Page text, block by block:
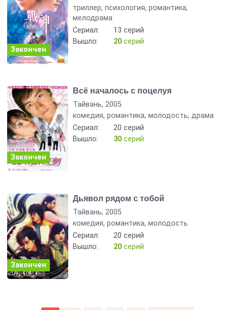
триллер, психология, романтика,
мелодрама
Сериал:
13 серий
Вышло:
20 серий
Закончен
Всё началось с поцелуя
Тайвань, 2005
комедия, романтика, молодость, драма
Сериал:
20 серий
Вышло:
30 серий
Закончен
Дьявол рядом с тобой
Тайвань, 2005
комедия, романтика, молодость
Сериал:
20 серий
Вышло:
20 серий
Закончен